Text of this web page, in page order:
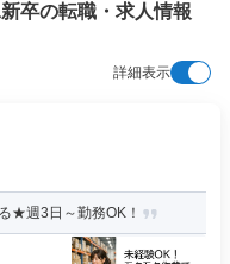
卒の転職・求人情報
詳細表示
★週3日～勤務OK！